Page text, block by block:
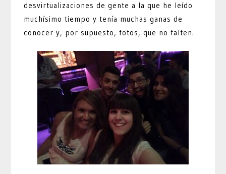
desvirtualizaciones de gente a la que he leído
muchísimo tiempo y tenía muchas ganas de
conocer y, por supuesto, fotos, que no falten.